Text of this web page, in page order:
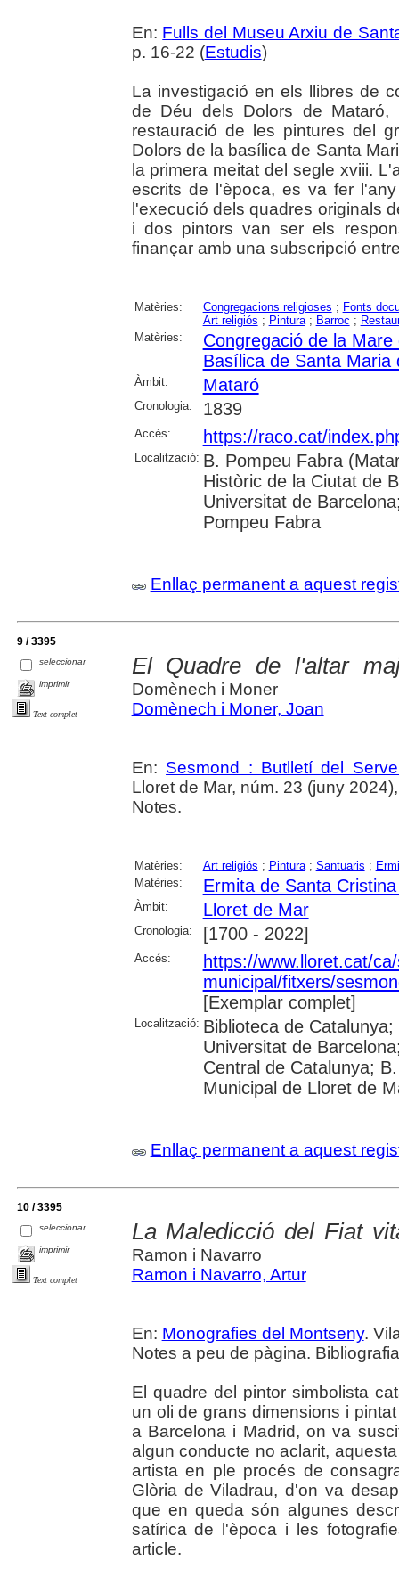
En: Fulls del Museu Arxiu de
p. 16-22 (Estudis)
La investigació en els llibres de
de Déu dels Dolors de Mataró,
restauració de les pintures del
Dolors de la basílica de Santa
la primera meitat del segle xviii.
escrits de l'època, es va fer
l'execució dels quadres originals
i dos pintors van ser els
finançar amb una subscripció
Matèries: Congregacions religioses ; Fonts
Art religiós ; Pintura; Barroc ;
Matèries:
Congregació de la
Basílica de Santa Maria
Àmbit: Mataró
Cronologia: 1839
Accés: https://raco.cat/
Localització: B. Pompeu Fabra
Històric de la Ciutat de
Universitat de
Pompeu Fabra
Enllaç permanent a aquest
9 / 3395
seleccionar
imprimir
Text complet
El Quadre de l'altar
Domènech i Moner
Domènech i Moner, Joan
En: Sesmond : Butlletí del
Lloret de Mar, núm. 23 (juny
Notes.
Matèries: Art religiós ; Pintura; Santuaris ;
Matèries:
Ermita de Santa
Àmbit: Lloret de Mar
Cronologia: [1700 - 2022]
Accés:
https://www.lloret.cat/
municipal/fitxers/
[Exemplar complet]
Localització: Biblioteca de
Universitat de
Central de Catalunya;
Municipal de Lloret de
Enllaç permanent a aquest
10 / 3395
seleccionar
imprimir
Text complet
La Maledicció del Fiat
Ramon i Navarro
Ramon i Navarro, Artur
En: Monografies del Montseny.
Notes a peu de pàgina.
El quadre del pintor simbolista
un oli de grans dimensions i
a Barcelona i Madrid, on va
algun conducte no aclarit,
artista en ple procés de
Glòria de Viladrau, d'on va
que en queda són algunes
satírica de l'època i les
article.